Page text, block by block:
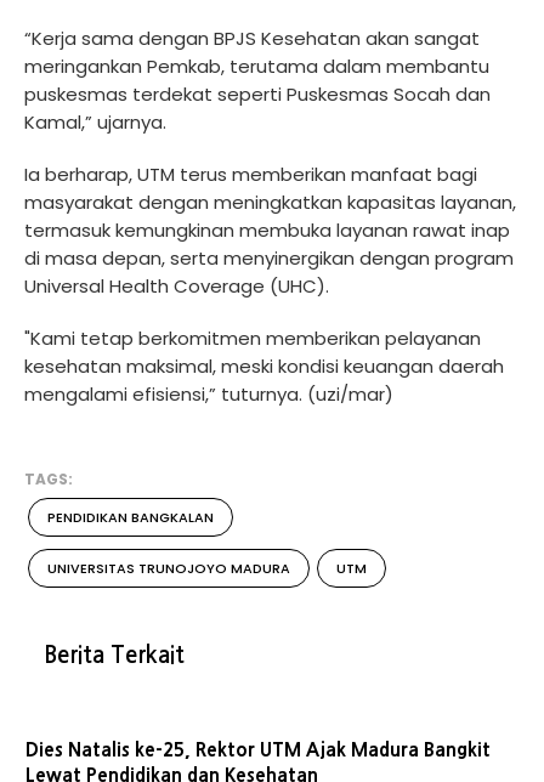
“Kerja sama dengan BPJS Kesehatan akan sangat
meringankan Pemkab, terutama dalam membantu
puskesmas terdekat seperti Puskesmas Socah dan
Kamal,” ujarnya.
Ia berharap, UTM terus memberikan manfaat bagi
masyarakat dengan meningkatkan kapasitas layanan,
termasuk kemungkinan membuka layanan rawat inap
di masa depan, serta menyinergikan dengan program
Universal Health Coverage (UHC).
"Kami tetap berkomitmen memberikan pelayanan
kesehatan maksimal, meski kondisi keuangan daerah
mengalami efisiensi,” tuturnya. (uzi/mar)
TAGS:
PENDIDIKAN BANGKALAN
UNIVERSITAS TRUNOJOYO MADURA UTM
Berita Terkait
Dies Natalis ke-25, Rektor UTM Ajak Madura Bangkit
Lewat Pendidikan dan Kesehatan